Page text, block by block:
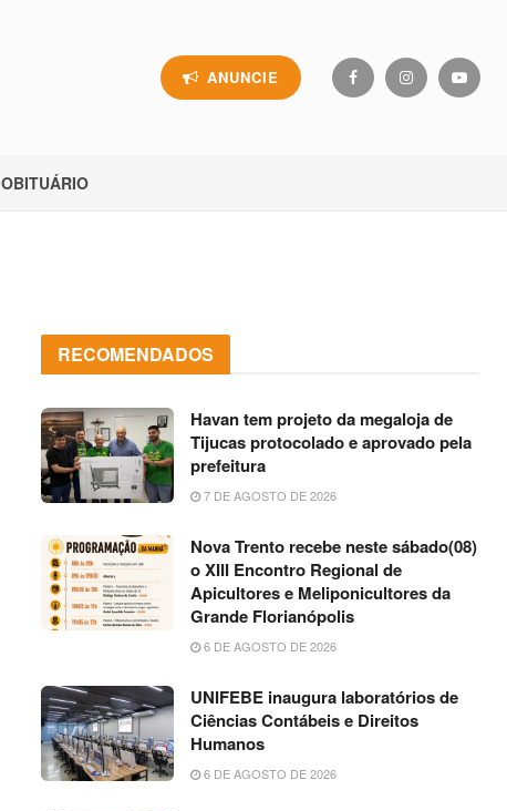
ANUNCIE
OBITUÁRIO
RECOMENDADOS
Havan tem projeto da megaloja de
Tijucas protocolado e aprovado pela
prefeitura
7 DE AGOSTO DE 2026
Nova Trento recebe neste sábado(08)
o XIII Encontro Regional de
Apicultores e Meliponicultores da
Grande Florianópolis
6 DE AGOSTO DE 2026
UNIFEBE inaugura laboratórios de
Ciências Contábeis e Direitos
Humanos
6 DE AGOSTO DE 2026